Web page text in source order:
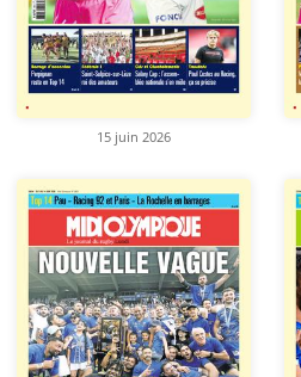
15 juin 2026